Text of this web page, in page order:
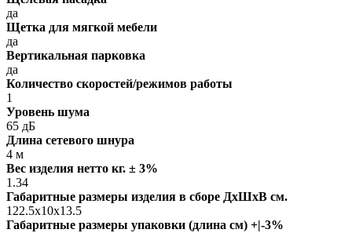
да
Щетка для мягкой мебели
да
Вертикальная парковка
да
Количество скоростей/режимов работы
1
Уровень шума
65 дБ
Длина сетевого шнура
4 м
Вес изделия нетто кг. ± 3%
1.34
Габаритные размеры изделия в сборе ДxШxВ см.
122.5x10x13.5
Габаритные размеры упаковки (длина см) +|-3%